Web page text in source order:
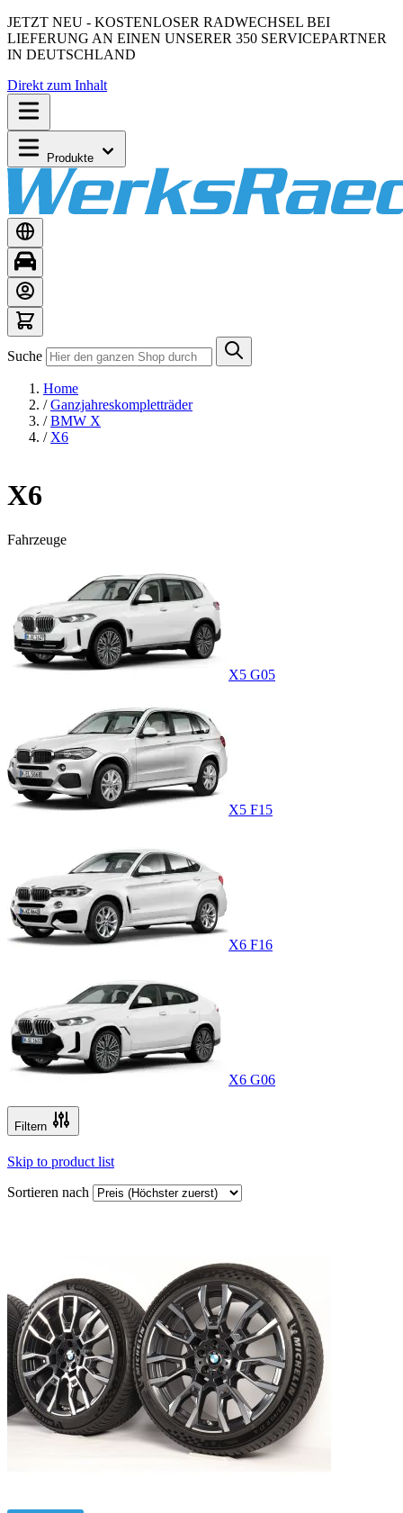
JETZT NEU - KOSTENLOSER RADWECHSEL BEI
LIEFERUNG AN EINEN UNSERER 350 SERVICEPARTNER
IN DEUTSCHLAND
Direkt zum Inhalt
Produkte
Suche
Home
/ Ganzjahreskompletträder
/ BMW X
/ X6
X6
Fahrzeuge
X5 G05
X5 F15
X6 F16
X6 G06
Filtern
Skip to product list
Sortieren nach